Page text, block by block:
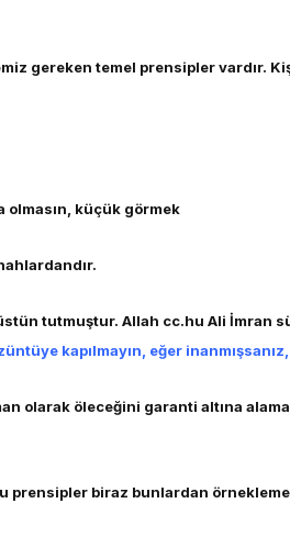
gereken temel prensipler vardır.
olmasın, küçük görmek
tutmuştur. Allah cc.hu Ali İmran
kapılmayın, eğer
olarak öleceğini garanti altına
prensipler biraz bunlardan